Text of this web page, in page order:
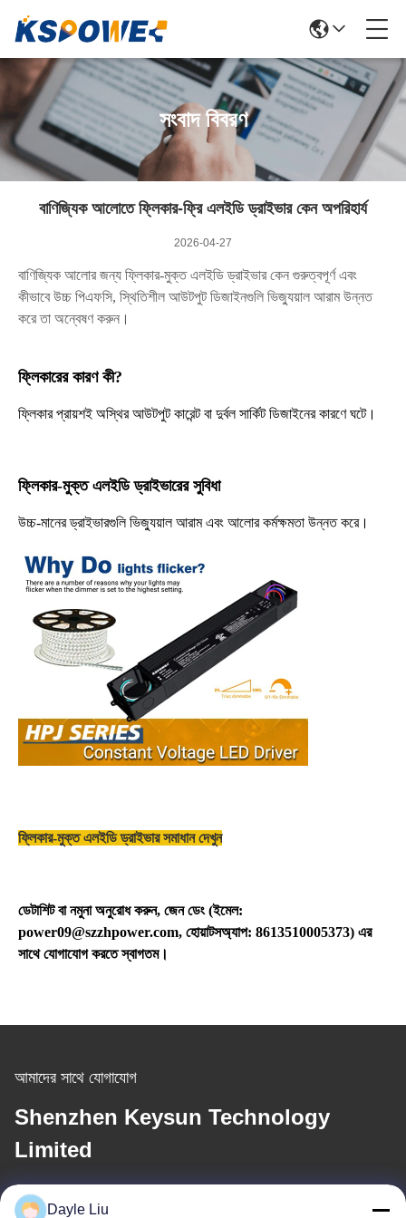
সংবাদ বিবরণ
বাণিজ্যিক আলোতে ফ্লিকার-ফ্রি এলইডি ড্রাইভার কেন অপরিহার্য
2026-04-27
বাণিজ্যিক আলোর জন্য ফ্লিকার-মুক্ত এলইডি ড্রাইভার কেন গুরুত্বপূর্ণ এবং
কীভাবে উচ্চ পিএফসি, স্থিতিশীল আউটপুট ডিজাইনগুলি ভিজ্যুয়াল আরাম উন্নত
করে তা অন্বেষণ করুন।
ফ্লিকারের কারণ কী?
ফ্লিকার প্রায়শই অস্থির আউটপুট কারেন্ট বা দুর্বল সার্কিট ডিজাইনের কারণে ঘটে।
ফ্লিকার-মুক্ত এলইডি ড্রাইভারের সুবিধা
উচ্চ-মানের ড্রাইভারগুলি ভিজ্যুয়াল আরাম এবং আলোর কর্মক্ষমতা উন্নত করে।
ফ্লিকার-মুক্ত এলইডি ড্রাইভার সমাধান দেখুন
ডেটাশিট বা নমুনা অনুরোধ করুন, জেন ডেং (ইমেল:
power09@szzhpower.com, হোয়াটসঅ্যাপ: 8613510005373) এর
সাথে যোগাযোগ করতে স্বাগতম।
আমাদের সাথে যোগাযোগ
Shenzhen Keysun Technology
Limited
ই-মেইল
Dayle Liu